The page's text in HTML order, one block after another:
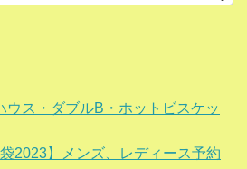
ウス・ダブルB・ホットビスケッ
2023】メンズ、レディース予約